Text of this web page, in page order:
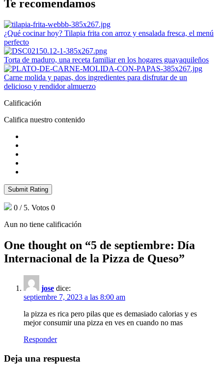
Te recomendamos
¿Qué cocinar hoy? Tilapia frita con arroz y ensalada fresca, el menú
perfecto
Torta de maduro, una receta familiar en los hogares guayaquileños
Carne molida y papas, dos ingredientes para disfrutar de un
delicioso y rendidor almuerzo
Calificación
Califica nuestro contenido
Submit Rating
0 / 5. Votos 0
Aun no tiene calificación
One thought on “5 de septiembre: Día
Internacional de la Pizza de Queso”
jose dice:
septiembre 7, 2023 a las 8:00 am
la pizza es rica pero pilas que es demasiado calorias y es
mejor consumir una pizza en ves en cuando no mas
Responder
Deja una respuesta